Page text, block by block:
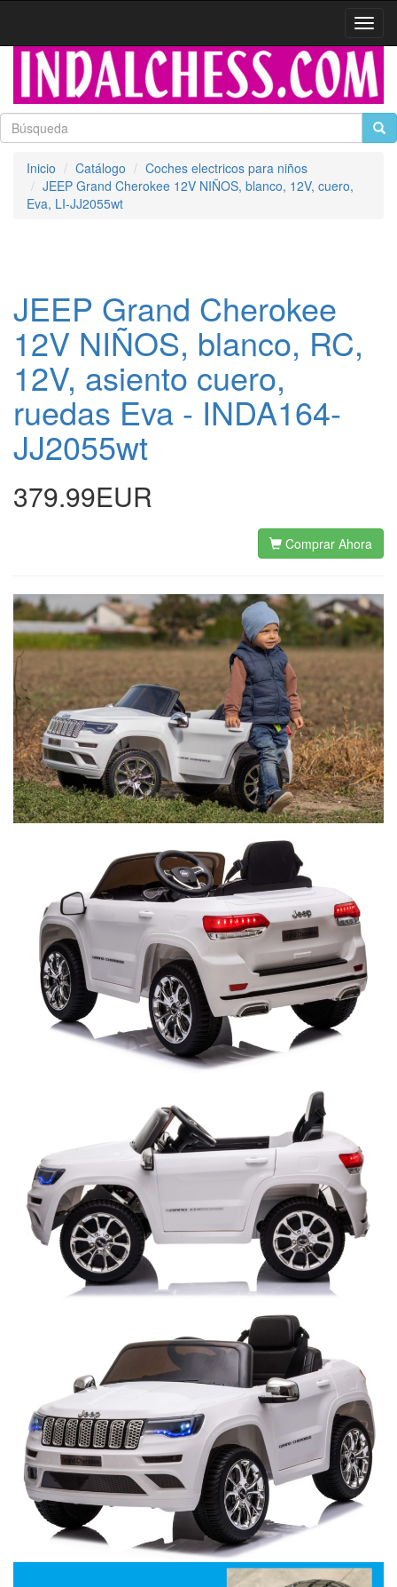
Inicio Catálogo
Coches electricos para niños
JEEP Grand Cherokee 12V NIÑOS, blanco, 12V, cuero,
Eva, LI-JJ2055wt
JEEP Grand Cherokee
12V NIÑOS, blanco, RC,
12V, asiento cuero,
ruedas Eva - INDA164-
JJ2055wt
379.99EUR
Comprar Ahora